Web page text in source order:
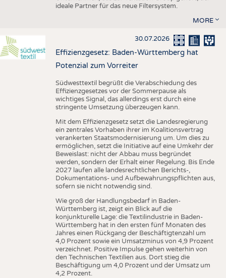
ideale Partner für das neue Filtersystem.
MORE
30.07.2026
Effizienzgesetz: Baden-Württemberg hat
Potenzial zum Vorreiter
Südwesttextil begrüßt die Verabschiedung des
Effizienzgesetzes vor der Sommerpause als
wichtiges Signal, das allerdings erst durch eine
stringente Umsetzung überzeugen kann.
Mit dem Effizienzgesetz setzt die Landesregierung
ein zentrales Vorhaben ihrer im Koalitionsvertrag
verankerten Staatsmodernisierung um. Um dies zu
ermöglichen, setzt die Initiative auf eine Umkehr der
Beweislast: nicht der Abbau muss begründet
werden, sondern der Erhalt einer Regelung. Bis Ende
2027 laufen alle landesrechtlichen Berichts-,
Dokumentations- und Aufbewahrungspflichten aus,
sofern sie nicht notwendig sind.
Wie groß der Handlungsbedarf in Baden-
Württemberg ist, zeigt ein Blick auf die
konjunkturelle Lage: die Textilindustrie in Baden-
Württemberg hat in den ersten fünf Monaten des
Jahres einen Rückgang der Beschäftigtenzahl um
4,0 Prozent sowie ein Umsatzminus von 4,9 Prozent
verzeichnet. Positive Impulse gehen weiterhin von
den Technischen Textilien aus. Dort stieg die
Beschäftigung um 4,0 Prozent und der Umsatz um
4,2 Prozent.